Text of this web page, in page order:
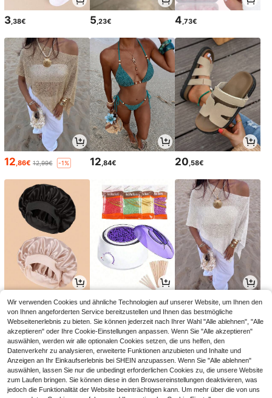
3,38€ 5,23€ 4,73€
12 ,86€ 12,99€ -1% 12 ,84€ 20 ,58€
3,03€ 15,38€ 14,99€
Wir verwenden Cookies und ähnliche Technologien auf unserer Website, um Ihnen den
von Ihnen angeforderten Service bereitzustellen und Ihnen das bestmögliche
Webseitenerlebnis zu bieten. Sie können jederzeit nach Ihrer Wahl "Alle ablehnen", "Alle
akzeptieren" oder Ihre Cookie-Einstellungen anpassen. Wenn Sie "Alle akzeptieren"
auswählen, werden wir alle optionalen Cookies setzen, die uns helfen, den
Datenverkehr zu analysieren, erweiterte Funktionen anzubieten und Inhalte und
Anzeigen an Ihr Einkaufserlebnis bei SHEIN anzupassen. Wenn Sie "Alle ablehnen"
auswählen, lassen Sie nur die unbedingt erforderlichen Cookies zu, die unsere Website
zum Laufen bringen. Sie können diese in den Browsereinstellungen deaktivieren, was
jedoch die Funktionalität der Website beeinträchtigen kann. Um mehr über die von uns